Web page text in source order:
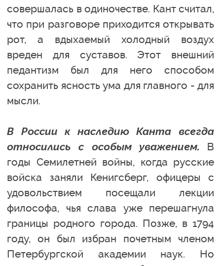
совершалась в одиночестве. Кант считал,
что при разговоре приходится открывать
рот, а вдыхаемый холодный воздух
вреден для суставов. Этот внешний
педантизм был для него способом
сохранить ясность ума для главного - для
мысли.
В России к наследию Канта всегда
относились с особым уважением. В
годы Семилетней войны, когда русские
войска заняли Кенигсберг, офицеры с
удовольствием посещали лекции
философа, чья слава уже перешагнула
границы родного города. Позже, в 1794
году, он был избран почетным членом
Петербургской академии наук. Но